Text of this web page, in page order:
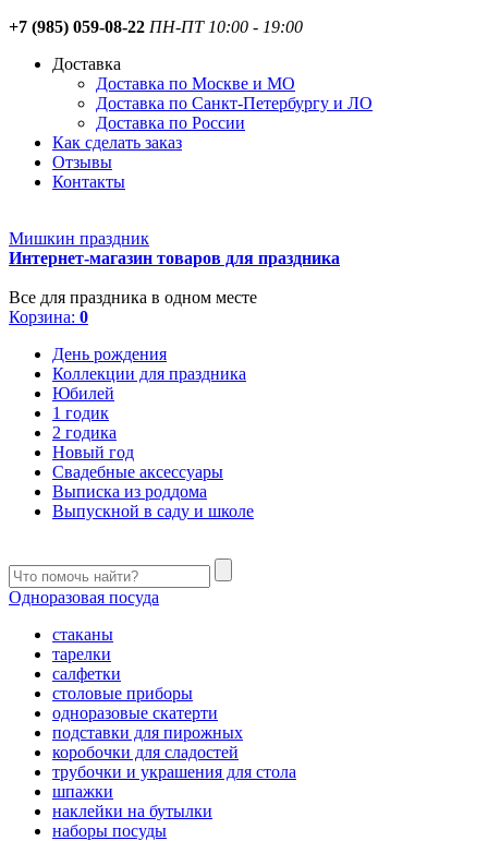
+7 (985) 059-08-22 ПН-ПТ 10:00 - 19:00
Доставка
Доставка по Москве и МО
Доставка по Санкт-Петербургу и ЛО
Доставка по России
Как сделать заказ
Отзывы
Контакты
Мишкин праздник
Интернет-магазин товаров для праздника
Все для праздника в одном месте
Корзина: 0
День рождения
Коллекции для праздника
Юбилей
1 годик
2 годика
Новый год
Свадебные аксессуары
Выписка из роддома
Выпускной в саду и школе
Одноразовая посуда
стаканы
тарелки
салфетки
столовые приборы
одноразовые скатерти
подставки для пирожных
коробочки для сладостей
трубочки и украшения для стола
шпажки
наклейки на бутылки
наборы посуды